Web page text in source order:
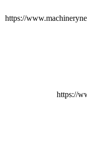
https://
https://